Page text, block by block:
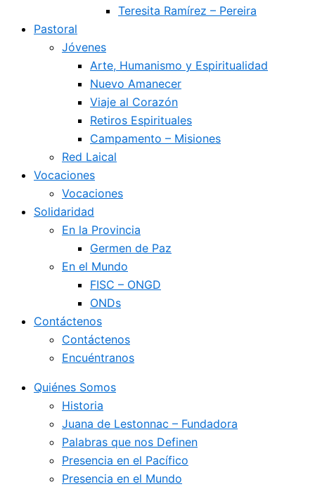
Teresita Ramírez – Pereira
Pastoral
Jóvenes
Arte, Humanismo y Espiritualidad
Nuevo Amanecer
Viaje al Corazón
Retiros Espirituales
Campamento – Misiones
Red Laical
Vocaciones
Vocaciones
Solidaridad
En la Provincia
Germen de Paz
En el Mundo
FISC – ONGD
ONDs
Contáctenos
Contáctenos
Encuéntranos
Quiénes Somos
Historia
Juana de Lestonnac – Fundadora
Palabras que nos Definen
Presencia en el Pacífico
Presencia en el Mundo